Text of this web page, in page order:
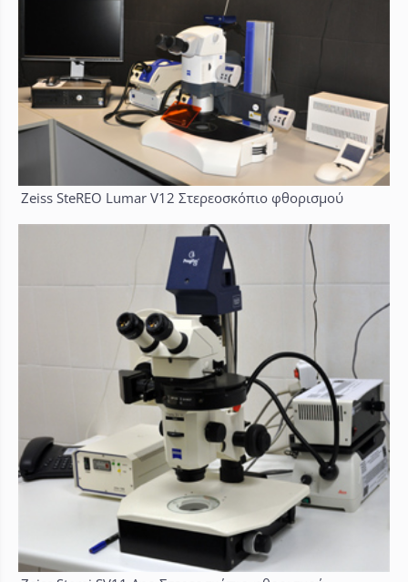
Zeiss SteREO Lumar V12 Στερεοσκόπιο φθορισμού